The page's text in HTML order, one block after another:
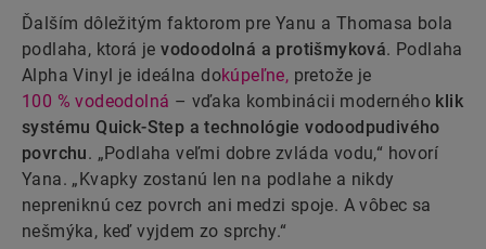
Ďalším dôležitým faktorom pre Yanu a Thomasa bola
podlaha, ktorá jevodoodolná a protišmyková. Podlaha
Alpha Vinyl je ideálna dokúpeľne, pretože je
100 % vodeodolná – vďaka kombinácii moderného klik
systému Quick-Step a technológie vodoodpudivého
povrchu. „Podlaha veľmi dobre zvláda vodu,“ hovorí
Yana. „Kvapky zostanú len na podlahe a nikdy
nepreniknú cez povrch ani medzi spoje. A vôbec sa
nešmýka, keď vyjdem zo sprchy.“